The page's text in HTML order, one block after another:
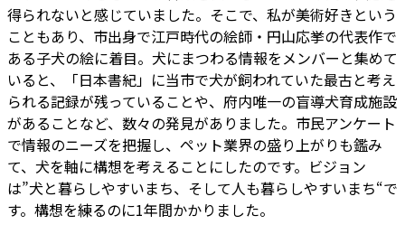
得られないと感じていました。そこで、私が美術好きという
こともあり、市出身で江戸時代の絵師・円山応挙の代表作で
ある子犬の絵に着目。犬にまつわる情報をメンバーと集めて
いると、「日本書紀」に当市で犬が飼われていた最古と考え
られる記録が残っていることや、府内唯一の盲導犬育成施設
があることなど、数々の発見がありました。市民アンケート
で情報のニーズを把握し、ペット業界の盛り上がりも鑑み
て、犬を軸に構想を考えることにしたのです。ビジョン
は”犬と暮らしやすいまち、そして人も暮らしやすいまち“で
す。構想を練るのに1年間かかりました。